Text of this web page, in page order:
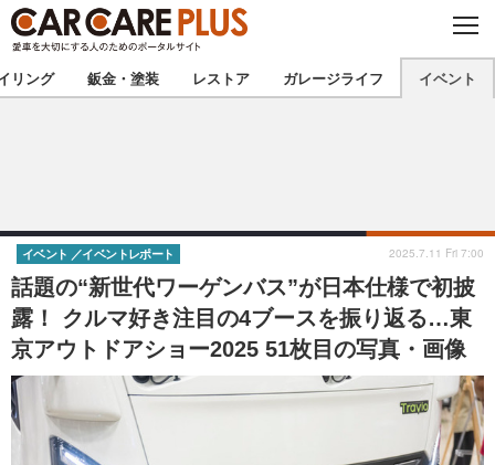
C
O
S
E
★カーケアプラス認定★ 厳選プロショップを地域から探す
甲信越 北陸
東海 関西
中国 四国
注目の記事
リング 鈑金・塗装 レストア ガレージライフ イベント
話題の“新世代ワーゲンバス”が日本仕様で初披
露！ クルマ好き注目の4ブースを振り返る…東
京アウトドアショー2025 51枚目の写真・画像
イベント イベントレポート 2025.7.11 Fri 7:00